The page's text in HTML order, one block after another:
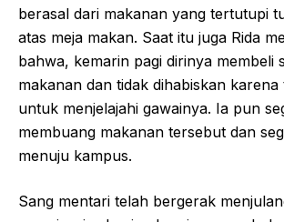
berasal dari makanan yang tertutupi
atas meja makan. Saat itu juga Rida
bahwa, kemarin pagi dirinya membeli
makanan dan tidak dihabiskan
untuk menjelajahi gawainya. Ia pun
membuang makanan tersebut dan
menuju kampus.
Sang mentari telah bergerak